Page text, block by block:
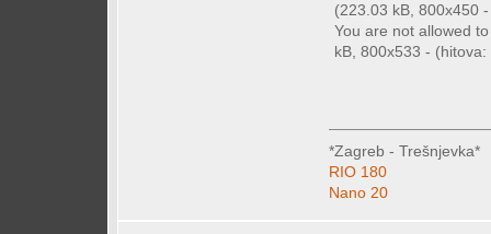
(223.03 kB, 800x450
You are not allowed
kB, 800x533 -
*Zagreb - Trešnjevka*
RIO 180
Nano 20